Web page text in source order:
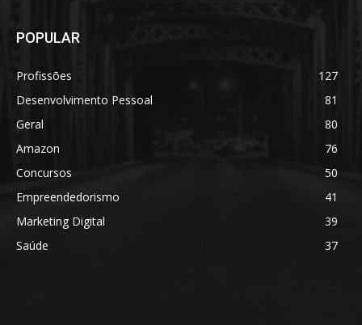
POPULAR
Profissões
127
Desenvolvimento Pessoal
81
Geral
80
Amazon
76
Concursos
50
Empreendedorismo
41
Marketing Digital
39
Saúde
37